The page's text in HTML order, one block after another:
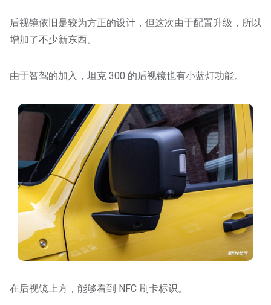
后视镜依旧是较为方正的设计，但这次由于配置升级，所以
增加了不少新东西。
由于智驾的加入，坦克 300 的后视镜也有小蓝灯功能。
在后视镜上方，能够看到 NFC 刷卡标识。